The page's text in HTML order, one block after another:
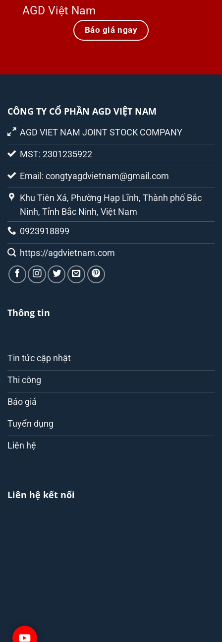
AGD Việt Nam
Báo giá ngay
CÔNG TY CỔ PHẦN AGD VIỆT NAM
AGD VIET NAM JOINT STOCK COMPANY
MST: 2301235922
Email: congtyagdvietnam@gmail.com
Khu Tiên Xá, Phường Hạp Lĩnh, Thành phố Bắc
Ninh, Tỉnh Bắc Ninh, Việt Nam
0923918899
https://agdvietnam.com
Thông tin
Tin tức cập nhật
Thi công
Báo giá
Tuyển dụng
Liên hệ
Liên hệ kết nối